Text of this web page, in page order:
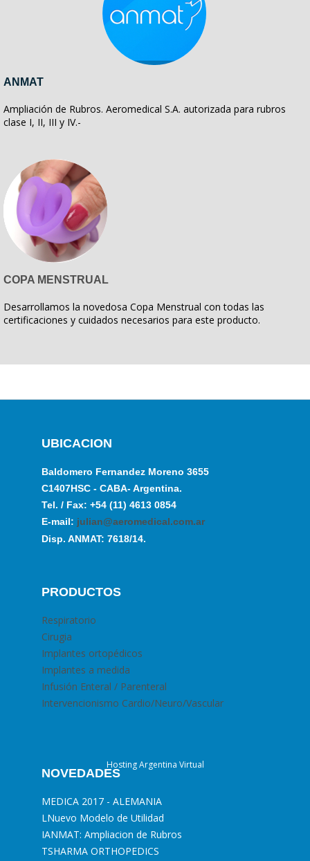
ANMAT
Ampliación de Rubros. Aeromedical S.A. autorizada para rubros
clase I, II, III y IV.-
COPA MENSTRUAL
Desarrollamos la novedosa Copa Menstrual con todas las
certificaciones y cuidados necesarios para este producto.
UBICACION
Baldomero Fernandez Moreno 3655
C1407HSC - CABA- Argentina.
Tel. / Fax: +54 (11) 4613 0854
E-mail: julian@aeromedical.com.ar
Disp. ANMAT: 7618/14.
PRODUCTOS
Respiratorio
Cirugia
Implantes ortopédicos
Implantes a medida
Infusión Enteral / Parenteral
Intervencionismo Cardio/Neuro/Vascular
NOVEDADES
MEDICA 2017 - ALEMANIA
LNuevo Modelo de Utilidad
IANMAT: Ampliacion de Rubros
TSHARMA ORTHOPEDICS
Hosting Argentina Virtual